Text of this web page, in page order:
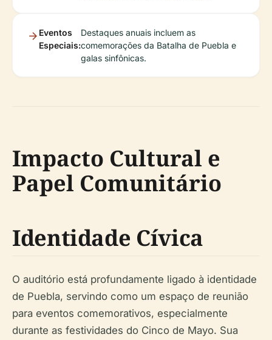
Eventos
Especiais:
Destaques anuais incluem as
comemorações da Batalha de Puebla e
galas sinfônicas.
Impacto Cultural e
Papel Comunitário
Identidade Cívica
O auditório está profundamente ligado à identidade
de Puebla, servindo como um espaço de reunião
para eventos comemorativos, especialmente
durante as festividades do Cinco de Mayo. Sua